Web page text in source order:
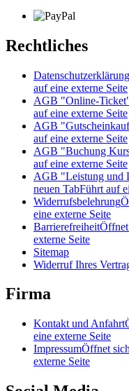
Rechtliches
Datenschutzerklärung
auf eine externe Seite
AGB "Online-
auf eine externe Seite
AGB
auf eine externe Seite
AGB "Buchung
auf eine externe Seite
AGB "Leistung und
neuen TabFührt auf
Widerrufsbelehrung
eine externe Seite
Barrierefreiheit
externe Seite
Sitemap
Widerruf Ihres
Firma
Kontakt und Anfahrt
eine externe Seite
ImpressumÖffnet
externe Seite